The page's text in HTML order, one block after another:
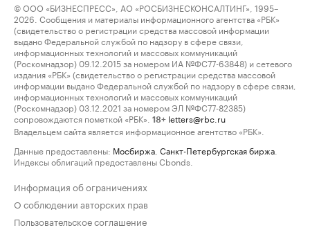
© ООО «БИЗНЕСПРЕСС», АО «РОСБИЗНЕСКОНСАЛТИНГ», 1995–
2026. Сообщения и материалы информационного агентства «РБК»
(свидетельство о регистрации средства массовой информации
выдано Федеральной службой по надзору в сфере связи,
информационных технологий и массовых коммуникаций
(Роскомнадзор) 09.12.2015 за номером ИА №ФС77-63848) и сетевого
издания «РБК» (свидетельство о регистрации средства массовой
информации выдано Федеральной службой по надзору в сфере связи,
информационных технологий и массовых коммуникаций
(Роскомнадзор) 03.12.2021 за номером ЭЛ №ФС77-82385)
сопровождаются пометкой «РБК».
18+ letters@rbc.ru
Владельцем сайта является информационное агентство «РБК».
Данные предоставлены: Мосбиржа Санкт-Петербургская биржа
Индексы облигаций предоставлены Cbonds.
Информация об ограничениях
О соблюдении авторских прав
Пользовательское соглашение